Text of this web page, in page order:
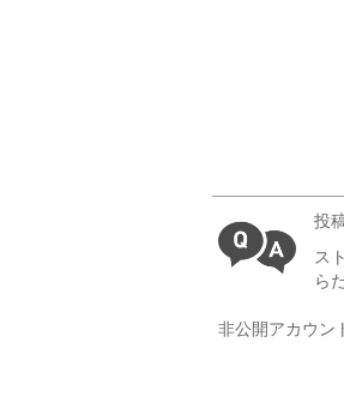
投
ス
ら
非公開アカウン